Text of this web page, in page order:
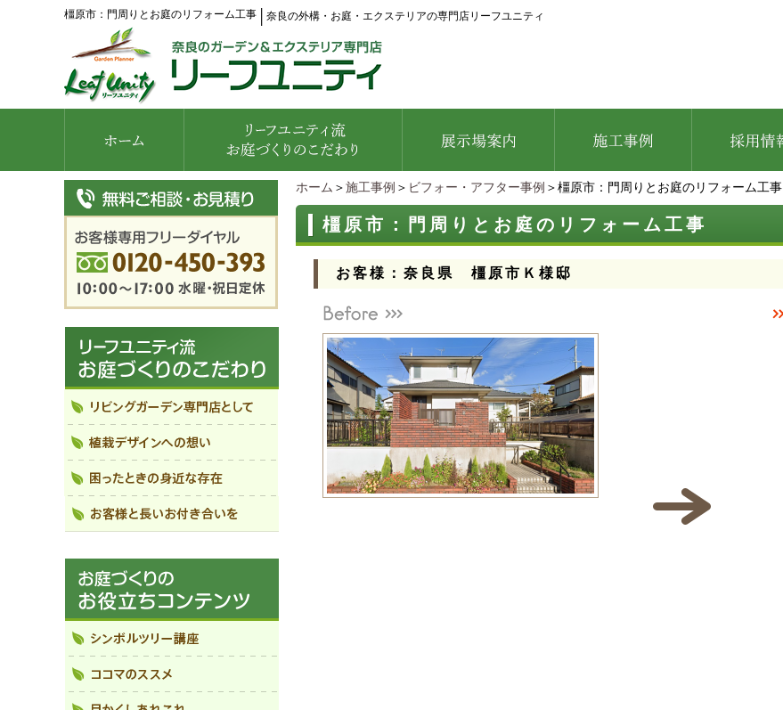
橿原市：門周りとお庭のリフォーム工事 奈良の外構・お庭・エクステリアの専門店リーフユニティ
ホーム ＞ 施工事例 ＞ ビフォー・アフター事例 ＞橿原市：門周りとお庭のリフォーム工事
橿原市：門周りとお庭のリフォーム工事
お客様：奈良県 橿原市Ｋ様邸